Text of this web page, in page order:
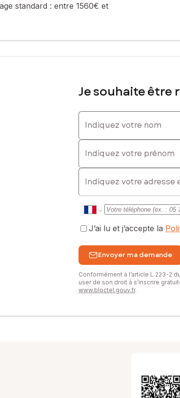
standard : entre 1560€ et
Je souhaite être
Indiquez votre nom
Indiquez votre prénom
E-mail
J’ai lu et j’accepte la
Envoyer ma demande
Conformément à l’article L.223-2
user de son droit à s’inscrire
www.bloctel.gouv.fr.